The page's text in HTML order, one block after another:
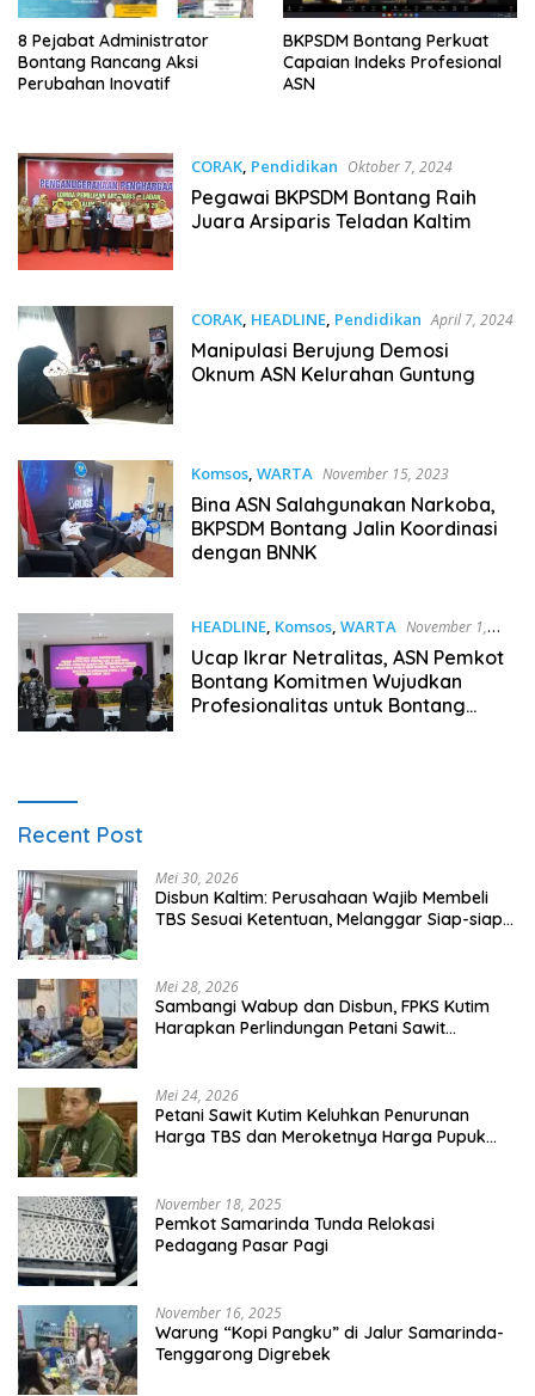
8 Pejabat Administrator
Bontang Rancang Aksi
Perubahan Inovatif
BKPSDM Bontang Perkuat
Capaian Indeks Profesional
ASN
CORAK, Pendidikan Oktober 7, 2024
Pegawai BKPSDM Bontang Raih
Juara Arsiparis Teladan Kaltim
CORAK, HEADLINE, Pendidikan April 7, 2024
Manipulasi Berujung Demosi
Oknum ASN Kelurahan Guntung
Komsos, WARTA November 15, 2023
Bina ASN Salahgunakan Narkoba,
BKPSDM Bontang Jalin Koordinasi
dengan BNNK
HEADLINE, Komsos, WARTA November 1,
2023
Ucap Ikrar Netralitas, ASN Pemkot
Bontang Komitmen Wujudkan
Profesionalitas untuk Bontang
Recent Post
Mei 30, 2026
Disbun Kaltim: Perusahaan Wajib Membeli
TBS Sesuai Ketentuan, Melanggar Siap-siap
Mei 28, 2026
Sambangi Wabup dan Disbun, FPKS Kutim
Harapkan Perlindungan Petani Sawit
Mei 24, 2026
Petani Sawit Kutim Keluhkan Penurunan
Harga TBS dan Meroketnya Harga Pupuk
November 18, 2025
Pemkot Samarinda Tunda Relokasi
Pedagang Pasar Pagi
November 16, 2025
Warung “Kopi Pangku” di Jalur Samarinda-
Tenggarong Digrebek